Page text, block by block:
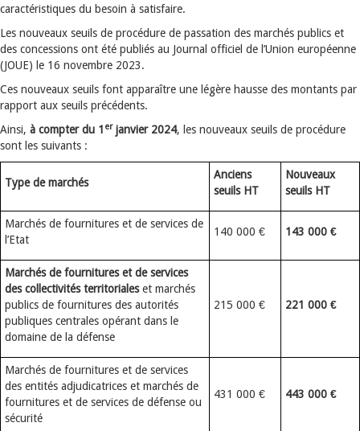
caractéristiques du besoin à satisfaire.
Les nouveaux seuils de procédure de passation des marchés publics et
des concessions ont été publiés au Journal officiel de l’Union européenne
(JOUE) le 16 novembre 2023.
Ces nouveaux seuils font apparaître une légère hausse des montants par
rapport aux seuils précédents.
Ainsi, à compter du 1 erjanvier 2024, les nouveaux seuils de procédure
sont les suivants :
Type de marchés
Anciens
seuils HT
Nouveaux
seuils HT
Marchés de fournitures et de services de
l’Etat
140 000 € 143 000 €
Marchés de fournitures et de services
des collectivités territorialeset marchés
publics de fournitures des autorités
publiques centrales opérant dans le
domaine de la défense
215 000 € 221 000 €
Marchés de fournitures et de services
des entités adjudicatrices et marchés de
fournitures et de services de défense ou
sécurité
431 000 € 443 000 €